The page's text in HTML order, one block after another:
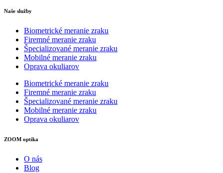
Naše služby
Biometrické meranie zraku
Firemné meranie zraku
Špecializované meranie zraku
Mobilné meranie zraku
Oprava okuliarov
Biometrické meranie zraku
Firemné meranie zraku
Špecializované meranie zraku
Mobilné meranie zraku
Oprava okuliarov
ZOOM optika
O nás
Blog